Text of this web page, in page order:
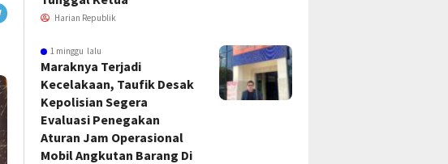
Harian Republik
1 minggu lalu
Maraknya Terjadi
Kecelakaan, Taufik Desak
Kepolisian Segera
Evaluasi Penegakan
Aturan Jam Operasional
Mobil Angkutan Barang Di